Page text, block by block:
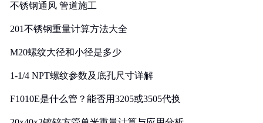
不锈钢通风 管道施工
201不锈钢重量计算方法大全
M20螺纹大径和小径是多少
1-1/4 NPT螺纹参数及底孔尺寸详解
F1010E是什么管？能否用3205或3505代换